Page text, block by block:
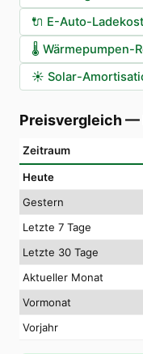
🔌 E-Auto-
🌡️ Wärmepumpen-
☀️ Solar-
Preisvergleich—
Zeitraum
Heute
Gestern
Letzte 7 Tage
Letzte 30 Tage
Aktueller Monat
Vormonat
Vorjahr